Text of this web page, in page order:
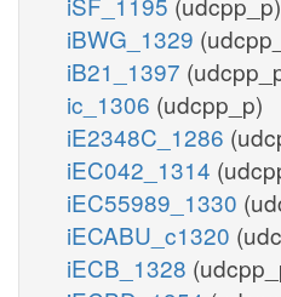
iBWG_1329
iB21_1397
ic_1306 (udcpp_p)
iE2348C_1286
iEC042_1314
iEC55989_1330
iECABU_c1320
iECB_1328